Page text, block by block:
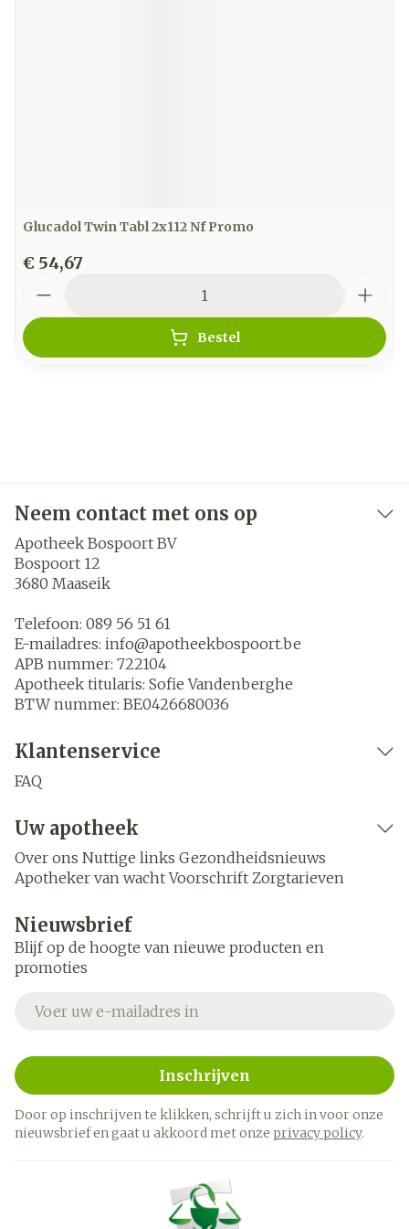
Glucadol Twin Tabl 2x112 Nf Promo
€ 54,67
Bestel
Neem contact met ons op
Apotheek Bospoort BV
Bospoort 12
3680 Maaseik
Telefoon: 089 56 51 61
E-mailadres: info@apotheekbospoort.be
APB nummer: 722104
Apotheek titularis: Sofie Vandenberghe
BTW nummer: BE0426680036
Klantenservice
FAQ
Uw apotheek
Over ons Nuttige links Gezondheidsnieuws
Apotheker van wacht Voorschrift Zorgtarieven
Nieuwsbrief
Blijf op de hoogte van nieuwe producten en
promoties
Inschrijven
Door op inschrijven te klikken, schrijft u zich in voor onze
nieuwsbrief en gaat u akkoord met onze privacy policy.